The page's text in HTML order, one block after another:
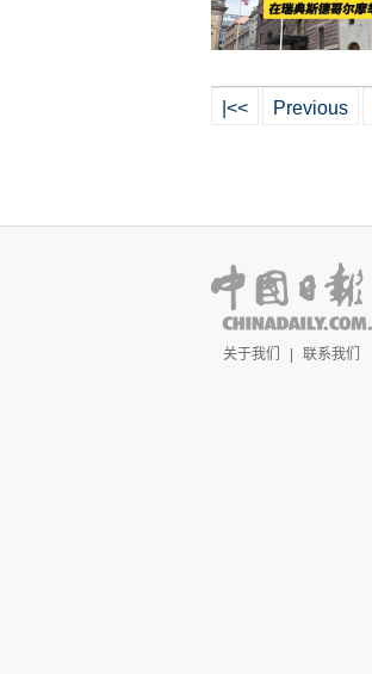
|<< Previous
关于我们 联系我们